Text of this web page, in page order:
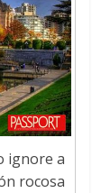
ignore a
rocosa